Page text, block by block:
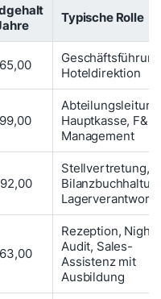
Typische Rolle
Hoteldirektion
Hauptkasse, F&B-
Management
Stellvertretung,
Rezeption, Night-
Audit, Sales-
Assistenz mit
Ausbildung